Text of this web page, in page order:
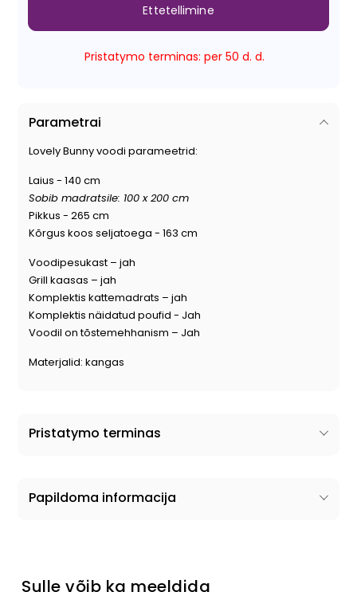
Pristatymo terminas: per 50 d. d.
Ettetellimine
Parametrai
Lovely Bunny voodi parameetrid:
Laius - 140 cm
Sobib madratsile: 100 x 200 cm
Pikkus - 265 cm
Kõrgus koos seljatoega - 163 cm
Voodipesukast – jah
Grill kaasas – jah
Komplektis kattemadrats – jah
Komplektis näidatud poufid - Jah
Voodil on tõstemehhanism – Jah
Materjalid: kangas
Pristatymo terminas
Papildoma informacija
Sulle võib ka meeldida